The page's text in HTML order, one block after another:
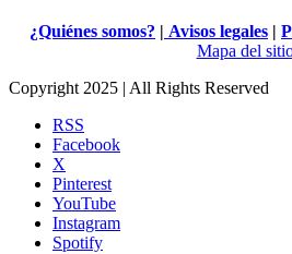
¿Quiénes somos? | Avisos legales |
Mapa del
Copyright 2025 | All Rights Reserved
RSS
Facebook
X
Pinterest
YouTube
Instagram
Spotify